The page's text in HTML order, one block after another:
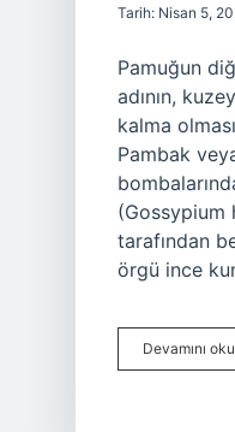
Tarih: Nisan 5,
Pamuğun
adının,
kalma
Pambak
(Gossypium
tarafından
örgü ince
Devamını